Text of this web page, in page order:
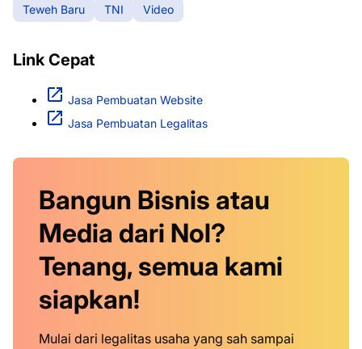
Teweh Baru
TNI Video
Link Cepat
Jasa Pembuatan Website
Jasa Pembuatan Legalitas
Bangun Bisnis atau
Media dari Nol?
Tenang, semua kami
siapkan!
Mulai dari legalitas usaha yang sah sampai